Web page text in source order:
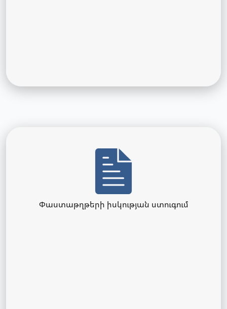
Փաստաթղթերի իսկության ստուգում